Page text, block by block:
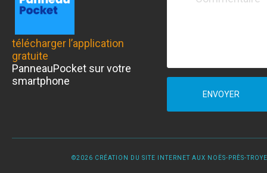
télécharger l’application
gratuite
PanneauPocket sur votre
smartphone
ENVOYER
©2026 CRÉATION DU SITE INTERNET AUX NOËS-PRÈS-